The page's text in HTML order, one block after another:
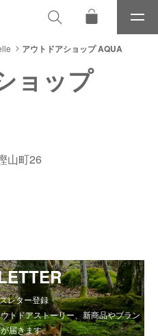
メ
ニ
アウトドアショップ AQUA
ョップ
山町26
レター登録
トドアストーリー、新商品やブラン
届きます。